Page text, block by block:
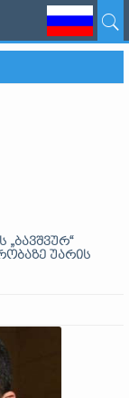
უარის